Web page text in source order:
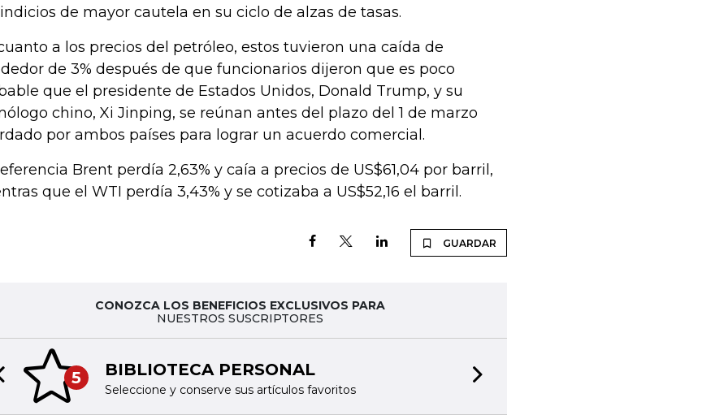
de mayor cautela en su ciclo de alzas de tasas.
a los precios del petróleo, estos tuvieron una caída de
de 3% después de que funcionarios dijeron que es poco
que el presidente de Estados Unidos, Donald Trump, y su
chino, Xi Jinping, se reúnan antes del plazo del 1 de marzo
por ambos países para lograr un acuerdo comercial.
Brent perdía 2,63% y caía a precios de US$61,04 por barril,
que el WTI perdía 3,43% y se cotizaba a US$52,16 el barril.
GUARDAR
CONOZCA LOS BENEFICIOS EXCLUSIVOS PARA
NUESTROS SUSCRIPTORES
5 BIBLIOTECA PERSONAL
Seleccione y conserve sus artículos favoritos
slide